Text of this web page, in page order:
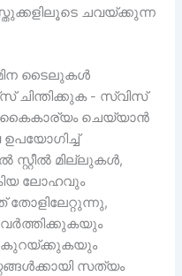
ചവയ്ക്കുന്ന
ടൈലുകൾ
ചിന്തിക്കുക - സ്വിസ്
കൈകാര്യം ചെയ്യാൻ
സ്റ്റീൽ മില്ലുകൾ,
ലോഹവും
കുറയ്ക്കുകയും
സത്യം